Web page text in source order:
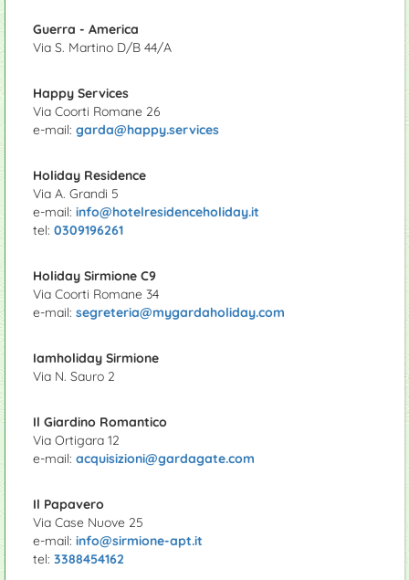
Guerra - America
Via S. Martino D/B 44/A
Happy Services
Via Coorti Romane 26
e-mail: garda@happy.services
Holiday Residence
Via A. Grandi 5
e-mail: info@hotelresidenceholiday.it
tel: 0309196261
Holiday Sirmione C9
Via Coorti Romane 34
e-mail: segreteria@mygardaholiday.com
Iamholiday Sirmione
Via N. Sauro 2
Il Giardino Romantico
Via Ortigara 12
e-mail: acquisizioni@gardagate.com
Il Papavero
Via Case Nuove 25
e-mail: info@sirmione-apt.it
tel: 3388454162